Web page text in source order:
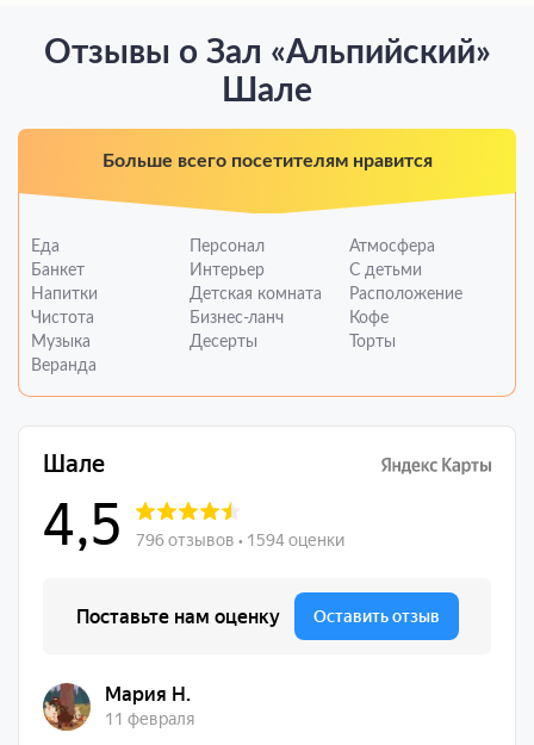
Отзывы о Зал «Альпийский»
Шале
Больше всего посетителям нравится
Еда Персонал
Атмосфера
Банкет
Интерьер
С детьми
Напитки
Детская комната
Расположение
Чистота
Бизнес-ланч
Кофе
Музыка
Десерты
Торты
Веранда